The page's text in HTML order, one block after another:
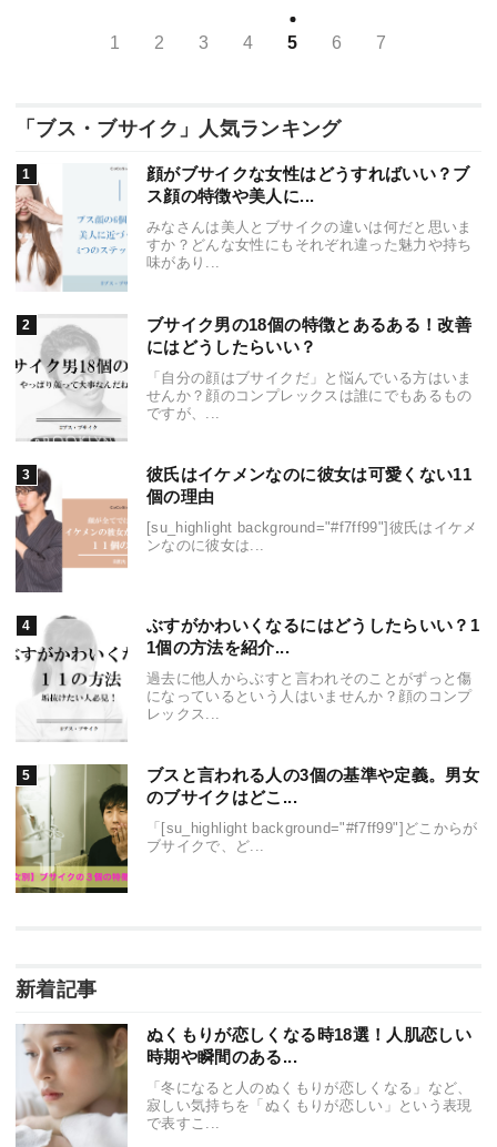
1 2 3 4 5 6 7
「ブス・ブサイク」人気ランキング
顔がブサイクな女性はどうすればいい？ブ
ス顔の特徴や美人に...
みなさんは美人とブサイクの違いは何だと思いま
すか？どんな女性にもそれぞれ違った魅力や持ち
味があり...
ブサイク男の18個の特徴とあるある！改善
にはどうしたらいい？
「自分の顔はブサイクだ」と悩んでいる方はいま
せんか？顔のコンプレックスは誰にでもあるもの
ですが、...
彼氏はイケメンなのに彼女は可愛くない11
個の理由
[su_highlight background="#f7ff99"]彼氏はイケメ
ンなのに彼女は...
ぶすがかわいくなるにはどうしたらいい？1
1個の方法を紹介...
過去に他人からぶすと言われそのことがずっと傷
になっているという人はいませんか？顔のコンプ
レックス...
ブスと言われる人の3個の基準や定義。男女
のブサイクはどこ...
「[su_highlight background="#f7ff99"]どこからが
ブサイクで、ど...
新着記事
ぬくもりが恋しくなる時18選！人肌恋しい
時期や瞬間のある...
「冬になると人のぬくもりが恋しくなる」など、
寂しい気持ちを「ぬくもりが恋しい」という表現
で表すこ...